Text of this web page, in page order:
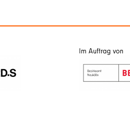
Im Auftrag von